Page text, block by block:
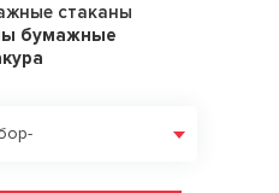
стаканы
бумажные